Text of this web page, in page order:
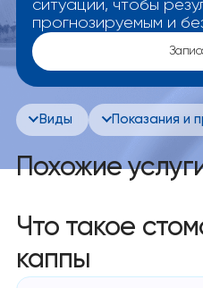
ситуации, чтобы
прогнозируемым и
Виды Показания и
Похожие
Что такое
каппы